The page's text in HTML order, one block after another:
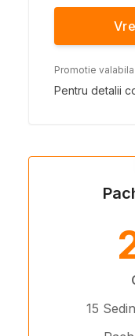
Promotie
Pentru detalii
15